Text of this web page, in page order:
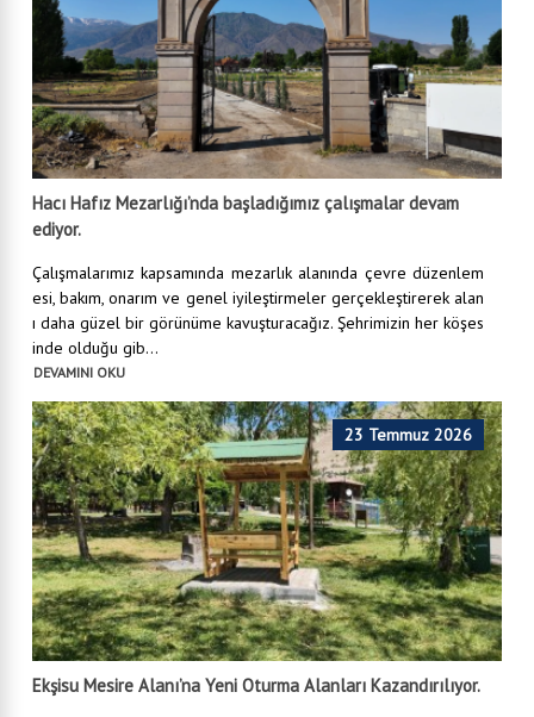
Hacı Hafız Mezarlığı’nda başladığımız çalışmalar devam
ediyor.
Çalışmalarımız kapsamında mezarlık alanında çevre düzenlem
esi, bakım, onarım ve genel iyileştirmeler gerçekleştirerek alan
ı daha güzel bir görünüme kavuşturacağız. Şehrimizin her köşes
inde olduğu gib...
DEVAMINI OKU
23 Temmuz 2026
Ekşisu Mesire Alanı’na Yeni Oturma Alanları Kazandırılıyor.